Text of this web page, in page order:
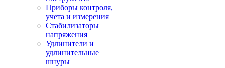
Приборы контроля,
учета и измерения
Стабилизаторы
напряжения
Удлинители и
удлинительные
шнуры